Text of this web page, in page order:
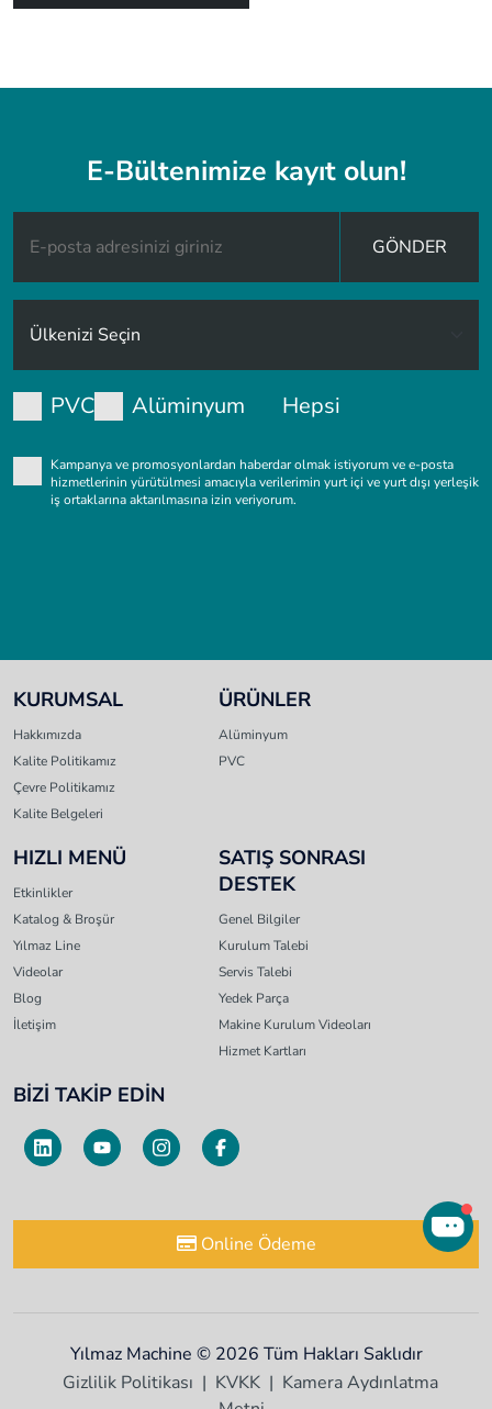
E-Bültenimize kayıt olun!
GÖNDER
PVC Alüminyum Hepsi
Kampanya ve promosyonlardan haberdar olmak istiyorum ve e-posta
hizmetlerinin yürütülmesi amacıyla verilerimin yurt içi ve yurt dışı yerleşik
iş ortaklarına aktarılmasına izin veriyorum.
KURUMSAL
Hakkımızda
Kalite Politikamız
Çevre Politikamız
Kalite Belgeleri
ÜRÜNLER
Alüminyum
PVC
HIZLI MENÜ
Etkinlikler
Katalog & Broşür
Yılmaz Line
Videolar
Blog
İletişim
SATIŞ SONRASI
DESTEK
Genel Bilgiler
Kurulum Talebi
Servis Talebi
Yedek Parça
Makine Kurulum Videoları
Hizmet Kartları
BİZİ TAKİP EDİN
Online Ödeme
Yılmaz Machine © 2026 Tüm Hakları Saklıdır
Gizlilik Politikası
KVKK
Kamera Aydınlatma